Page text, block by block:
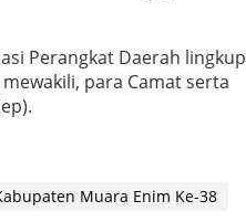
Perangkat Daerah lingkup
para Camat serta
Muara Enim Ke-38